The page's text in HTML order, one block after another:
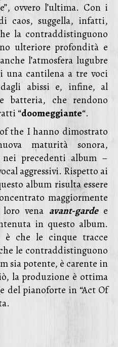
ovvero l’ultima. Con i
caos, suggella, infatti,
la contraddistinguono
ulteriore profondità e
l’atmosfera lugubre
una cantilena a tre voci
dagli abissi e, infine, al
che rendono
“doomeggiante“.
the I hanno dimostrato
maturità sonora,
precedenti album –
aggressivi. Rispetto ai
album risulta essere
maggiormente
vena avant-gardee
in questo album.
è che le cinque tracce
le contraddistinguono
sia potente, è carente in
la produzione è ottima
del pianoforte in “Act Of